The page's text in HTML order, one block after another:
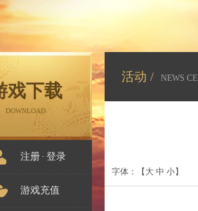
戏下载
DOWNLOAD
注册 · 登录
游戏充值
活动 / NEWS
字体：【 大 中 小】